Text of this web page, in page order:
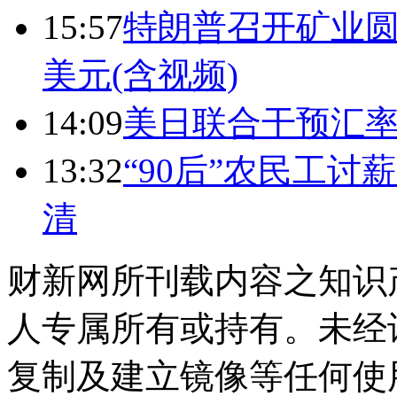
15:57特朗普召开矿业
美元(含视频)
14:09美日联合干预汇
13:32“90后”农民工讨
清
财新网所刊载内容之知
人专属所有或持有。未
复制及建立镜像等任何使